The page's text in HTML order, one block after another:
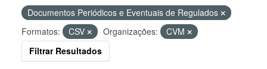
Documentos Periódicos e Eventuais de Regulados
Formatos:
CSV Organizações:
CVM
Filtrar Resultados